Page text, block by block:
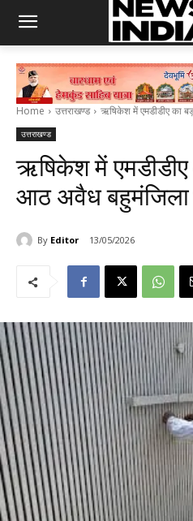
Home उत्तराखण्ड ऋषिकेश में एमडीडीए का
उत्तराखण्ड
ऋषिकेश में एमडीडीए
आठ अवैध
By Editor 13/05/2026